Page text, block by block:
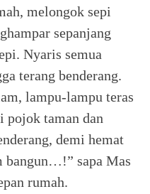
melongok sepi
sepanjang
Nyaris semua
terang benderang.
lampu-lampu teras
pojok taman dan
demi hemat
bangun…!” sapa Mas
rumah.